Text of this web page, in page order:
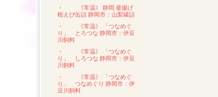
・
《常温》 静岡 釜揚げ
桜えび缶詰 静岡市：山梨罐詰
・
《常温》 「つなめぐ
り」 とろつな 静岡市：伊豆
川飼料
・
《常温》 「つなめぐ
り」 しろつな 静岡市：伊豆
川飼料
・
《常温》 「つなめぐ
り」 つなめぐり 静岡市：伊
豆川飼料